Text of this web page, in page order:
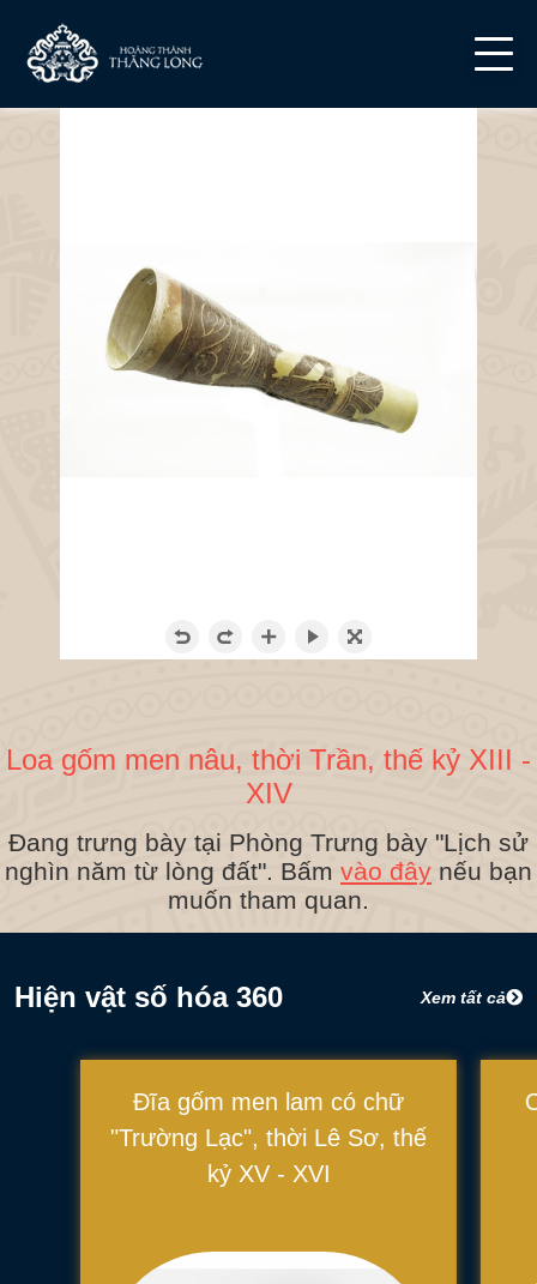
Loa gốm men nâu, thời Trần, thế kỷ XIII -
XIV
Đang trưng bày tại Phòng Trưng bày "Lịch sử
nghìn năm từ lòng đất". Bấm vào đây nếu bạn
muốn tham quan.
Hiện vật số hóa 360 Xem tất cả
Đĩa gốm men lam có chữ
"Trường Lạc", thời Lê Sơ, thế
kỷ XV - XVI